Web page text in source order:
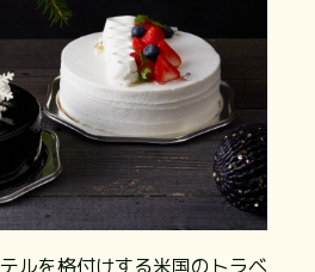
ルを格付けする米国のトラベ